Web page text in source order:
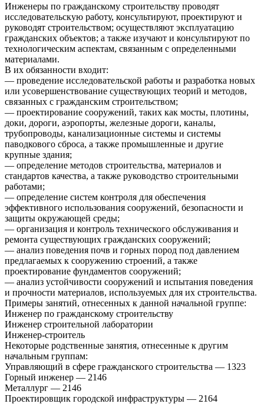
Инженеры по гражданскому строительству проводят
исследовательскую работу, консультируют, проектируют и
руководят строительством; осуществляют эксплуатацию
гражданских объектов; а также изучают и консультируют по
технологическим аспектам, связанным с определенными
материалами.
В их обязанности входит:
— проведение исследовательской работы и разработка новых
или усовершенствование существующих теорий и методов,
связанных с гражданским строительством;
— проектирование сооружений, таких как мосты, плотины,
доки, дороги, аэропорты, железные дороги, каналы,
трубопроводы, канализационные системы и системы
паводкового сброса, а также промышленные и другие
крупные здания;
— определение методов строительства, материалов и
стандартов качества, а также руководство строительными
работами;
— определение систем контроля для обеспечения
эффективного использования сооружений, безопасности и
защиты окружающей среды;
— организация и контроль технического обслуживания и
ремонта существующих гражданских сооружений;
— анализ поведения почв и горных пород под давлением
предлагаемых к сооружению строений, а также
проектирование фундаментов сооружений;
— анализ устойчивости сооружений и испытания поведения
и прочности материалов, используемых для их строительства.
Примеры занятий, отнесенных к данной начальной группе:
Инженер по гражданскому строительству
Инженер строительной лаборатории
Инженер-строитель
Некоторые родственные занятия, отнесенные к другим
начальным группам:
Управляющий в сфере гражданского строительства — 1323
Горный инженер — 2146
Металлург — 2146
Проектировщик городской инфраструктуры — 2164